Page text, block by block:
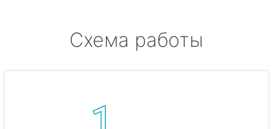
Схема работы